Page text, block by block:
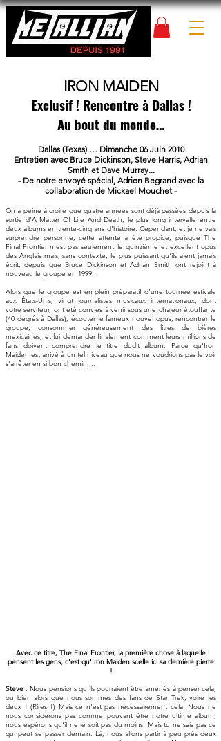
IRON MAIDEN
Exclusif ! Rencontre à Dallas !
Au bout du monde…
Dallas (Texas) … Dimanche 06 Juin 2010
Entretien avec Bruce Dickinson, Steve Harris, Adrian
Smith et Dave Murray...
- De notre envoyé spécial, Adrien Begrand avec la
collaboration de Mickael Mouchet -
On a peine à croire que quatre années sont déjà passées depuis la
sortie d'A Matter Of Life And Death, le plus long intervalle entre
deux albums en trente-cinq ans d'histoire. Cependant, et je ne vais
surprendre personne, cette attente a été propice, puisque The
Final Frontier n'est pas seulement le quinzième et excellent opus
des Anglais mais, sans contexte, le plus puissant qu'ils aient jamais
écrit, depuis que Bruce Dickinson et Adrian Smith ont rejoint à
nouveau le groupe en 1999...
Alors que le groupe est en plein préparatif d'une tournée estivale
aux États-Unis, vingt journalistes musicaux internationaux, dont
votre serviteur, ont été conviés à venir sous une chaleur étouffante
(40 degrés à Dallas), écouter le fameux nouvel opus, rencontrer le
groupe, consommer généreusement des litres de bières
mexicaines, et lui demander finalement comment leurs millions de
fans doivent comprendre le titre dudit album. Parce qu'Iron
Maiden est arrivé à un tel niveau que nous ne voudrions pas le voir
s'arrêter en si bon chemin....
Avec ce titre, The Final Frontier, la première chose à laquelle
pensent les gens, c'est qu'Iron Maiden scelle ici sa dernière pierre
!
Steve : Nous pensions qu'ils pourraient être amenés à penser cela,
ou bien alors que nous sommes des fans de Star Trek, voire les
deux ! (Rires !) Mais ce n'est pas nécessairement cela. Nous ne
nous considérons pas comme pouvant être notre ultime album,
nous espérons qu'il ne le soit pas du moins. Mais tu ne sais pas ce
qui peut se passer demain. Là, nous allons partir à peu près deux